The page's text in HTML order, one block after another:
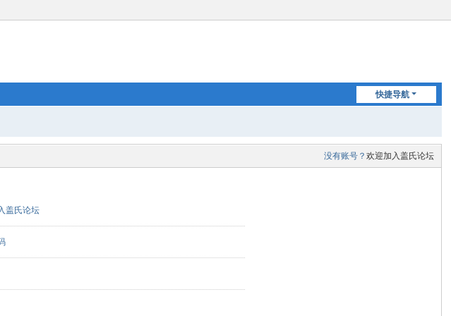
快捷导航
没有账号？ 欢迎加入盖氏论坛
盖氏论坛